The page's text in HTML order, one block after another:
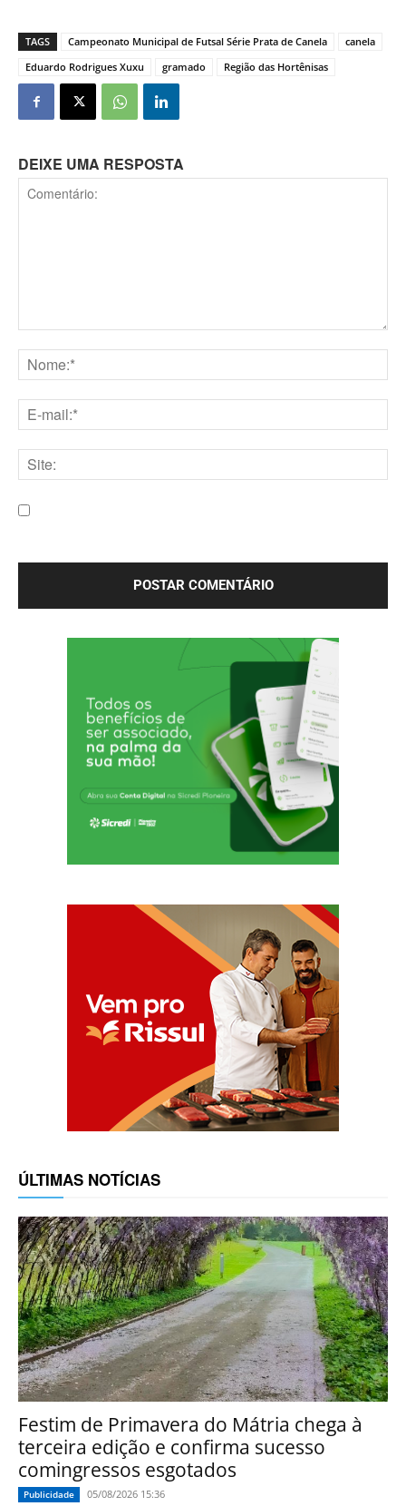
TAGS Campeonato Municipal de Futsal Série Prata de Canela
canela
Eduardo Rodrigues Xuxu
gramado Região das Hortênisas
DEIXE UMA RESPOSTA
mail:*
ÚLTIMAS NOTÍCIAS
Festim de Primavera do Mátria chega à
terceira edição e confirma sucesso
comingressos esgotados
Publicidade 05/08/2026 15:36